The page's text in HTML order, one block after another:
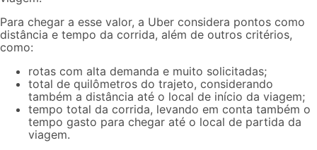
Para chegar a esse valor, a Uber considera pontos como
distância e tempo da corrida, além de outros critérios,
como:
rotas com alta demanda e muito solicitadas;
total de quilômetros do trajeto, considerando
também a distância até o local de início da viagem;
tempo total da corrida, levando em conta também o
tempo gasto para chegar até o local de partida da
viagem.